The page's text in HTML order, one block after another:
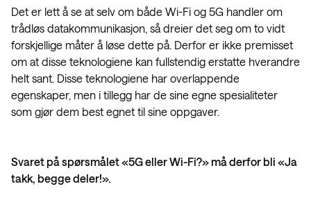
Det er lett å se at selv om både Wi-Fi og 5G handler om
trådløs datakommunikasjon, så dreier det seg om to vidt
forskjellige måter å løse dette på. Derfor er ikke premisset
om at disse teknologiene kan fullstendig erstatte hverandre
helt sant. Disse teknologiene har overlappende
egenskaper, men i tillegg har de sine egne spesialiteter
som gjør dem best egnet til sine oppgaver.
Svaret på spørsmålet «5G eller Wi-Fi?» må derfor bli «Ja
takk, begge deler!».